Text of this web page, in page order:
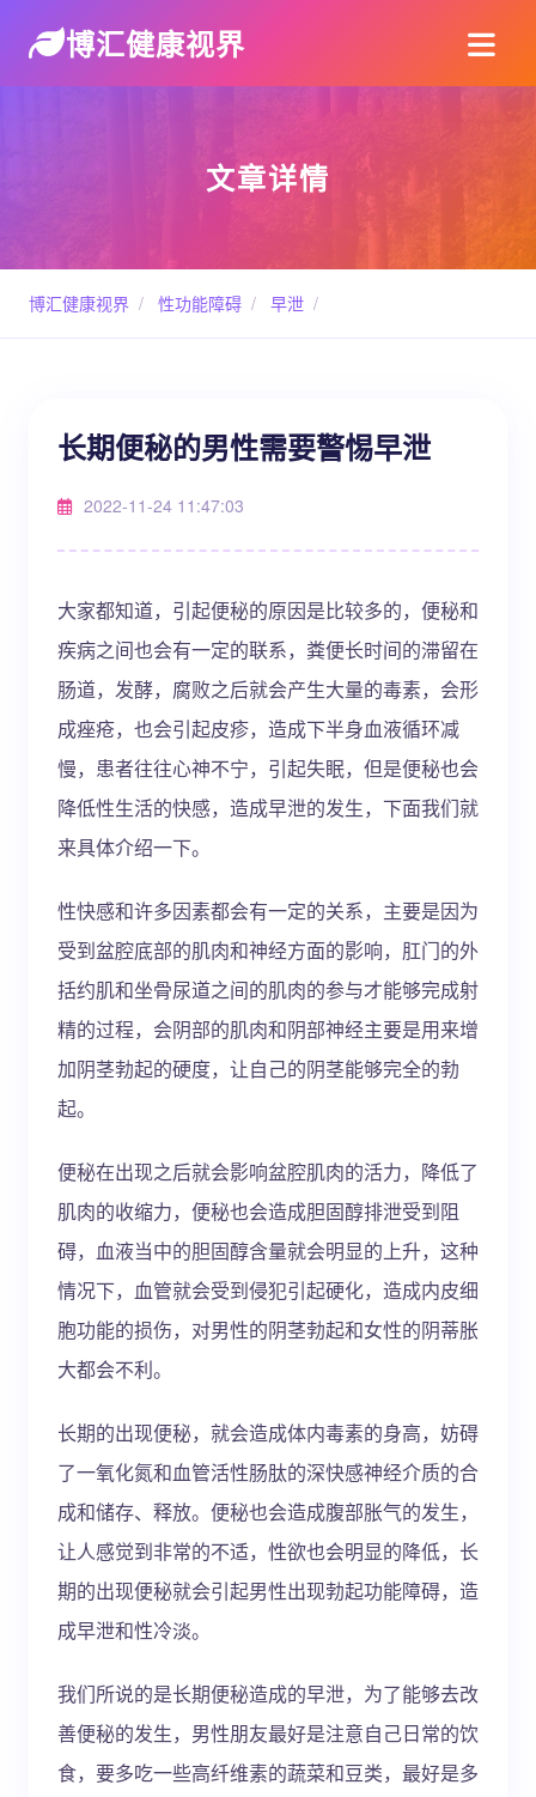
博汇健康视界
文章详情
博汇健康视界 / 性功能障碍 / 早泄 /
长期便秘的男性需要警惕早泄
2022-11-24 11:47:03
大家都知道，引起便秘的原因是比较多的，便秘和
疾病之间也会有一定的联系，粪便长时间的滞留在
肠道，发酵，腐败之后就会产生大量的毒素，会形
成痤疮，也会引起皮疹，造成下半身血液循环减
慢，患者往往心神不宁，引起失眠，但是便秘也会
降低性生活的快感，造成早泄的发生，下面我们就
来具体介绍一下。
性快感和许多因素都会有一定的关系，主要是因为
受到盆腔底部的肌肉和神经方面的影响，肛门的外
括约肌和坐骨尿道之间的肌肉的参与才能够完成射
精的过程，会阴部的肌肉和阴部神经主要是用来增
加阴茎勃起的硬度，让自己的阴茎能够完全的勃
起。
便秘在出现之后就会影响盆腔肌肉的活力，降低了
肌肉的收缩力，便秘也会造成胆固醇排泄受到阻
碍，血液当中的胆固醇含量就会明显的上升，这种
情况下，血管就会受到侵犯引起硬化，造成内皮细
胞功能的损伤，对男性的阴茎勃起和女性的阴蒂胀
大都会不利。
长期的出现便秘，就会造成体内毒素的身高，妨碍
了一氧化氮和血管活性肠肽的深快感神经介质的合
成和储存、释放。便秘也会造成腹部胀气的发生，
让人感觉到非常的不适，性欲也会明显的降低，长
期的出现便秘就会引起男性出现勃起功能障碍，造
成早泄和性冷淡。
我们所说的是长期便秘造成的早泄，为了能够去改
善便秘的发生，男性朋友最好是注意自己日常的饮
食，要多吃一些高纤维素的蔬菜和豆类，最好是多